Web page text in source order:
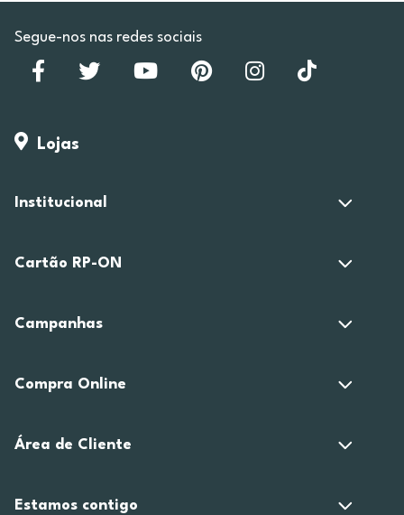
Segue-nos nas redes sociais
Lojas
Institucional
Cartão RP-ON
Campanhas
Compra Online
Área de Cliente
Estamos contigo